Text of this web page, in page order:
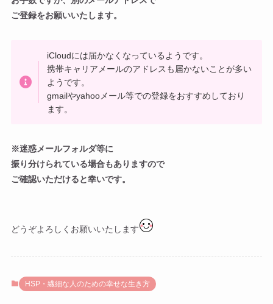
ご登録をお願いいたします。
iCloudには届かなくなっているようです。
携帯キャリアメールのアドレスも届かないことが多い
ようです。
gmailやyahooメール等での登録をおすすめしており
ます。
※迷惑メールフォルダ等に
振り分けられている場合もありますので
ご確認いただけると幸いです。
どうぞよろしくお願いいたします
HSP・繊細な人のための幸せな生き方